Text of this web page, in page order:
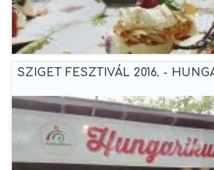
SZIGET FESZTIVÁL 2016. -